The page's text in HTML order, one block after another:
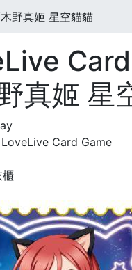
裡
野真姬 星空貓貓
真姬 星
LoveLive Card Game
櫃